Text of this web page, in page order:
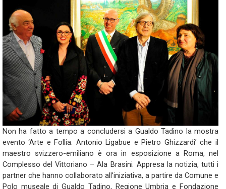
Non ha fatto a tempo a concludersi a Gualdo Tadino la mostra
evento ‘Arte e Follia. Antonio Ligabue e Pietro Ghizzardi’ che il
maestro svizzero-emiliano è ora in esposizione a Roma, nel
Complesso del Vittoriano – Ala Brasini. Appresa la notizia, tutti i
partner che hanno collaborato all’iniziativa, a partire da Comune e
Polo museale di Gualdo Tadino, Regione Umbria e Fondazione